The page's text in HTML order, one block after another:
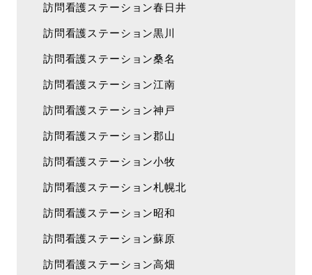
訪問看護ステーション春日井
訪問看護ステーション黒川
訪問看護ステーション桑名
訪問看護ステーション江南
訪問看護ステーション神戸
訪問看護ステーション郡山
訪問看護ステーション小牧
訪問看護ステーション札幌北
訪問看護ステーション昭和
訪問看護ステーション蘇原
訪問看護ステーション高畑